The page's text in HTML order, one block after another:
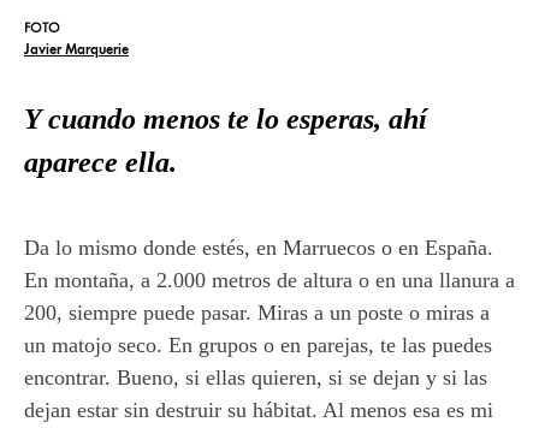
FOTO
Javier Marquerie
Y cuando menos te lo esperas, ahí
aparece ella.
Da lo mismo donde estés, en Marruecos o en España.
En montaña, a 2.000 metros de altura o en una llanura a
200, siempre puede pasar. Miras a un poste o miras a
un matojo seco. En grupos o en parejas, te las puedes
encontrar. Bueno, si ellas quieren, si se dejan y si las
dejan estar sin destruir su hábitat. Al menos esa es mi